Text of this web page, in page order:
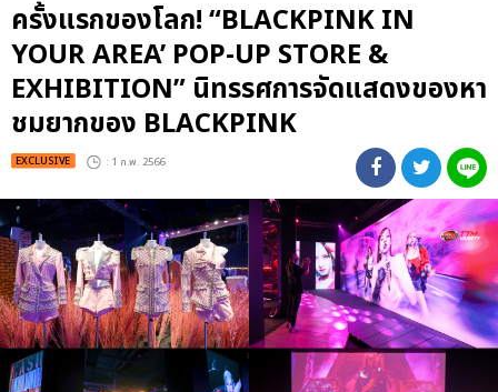
ครั้งแรกของโลก! “BLACKPINK IN
YOUR AREA’ POP-UP STORE &
EXHIBITION” นิทรรศการจัดแสดงของหา
ชมยากของ BLACKPINK
EXCLUSIVE : 1 ก.พ. 2566